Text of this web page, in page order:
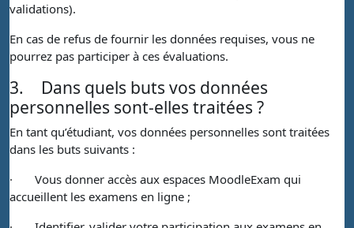
validations).
En cas de refus de fournir les données requises, vous ne
pourrez pas participer à ces évaluations.
3.
Dans quels buts vos données
personnelles sont-elles traitées ?
En tant qu’étudiant, vos données personnelles sont traitées
dans les buts suivants :
·
Vous donner accès aux espaces MoodleExam qui
accueillent les examens en ligne ;